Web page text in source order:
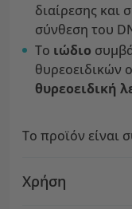
διαίρεσης και
σύνθεση του
Το ιώδιο
θυρεοειδικών
θυρεοειδική
Το προϊόν είναι
Χρήση